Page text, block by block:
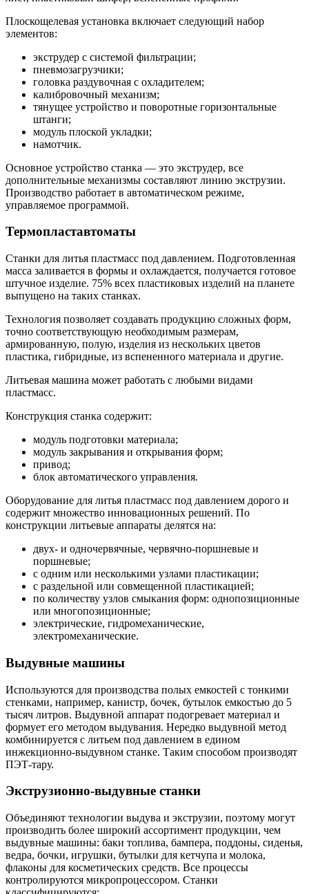
Плоскощелевая установка включает следующий набор
элементов:
экструдер с системой фильтрации;
пневмозагрузчики;
головка раздувочная с охладителем;
калибровочный механизм;
тянущее устройство и поворотные горизонтальные
штанги;
модуль плоской укладки;
намотчик.
Основное устройство станка — это экструдер, все
дополнительные механизмы составляют линию экструзии.
Производство работает в автоматическом режиме,
управляемое программой.
Термопластавтоматы
Станки для литья пластмасс под давлением. Подготовленная
масса заливается в формы и охлаждается, получается готовое
штучное изделие. 75% всех пластиковых изделий на планете
выпущено на таких станках.
Технология позволяет создавать продукцию сложных форм,
точно соответствующую необходимым размерам,
армированную, полую, изделия из нескольких цветов
пластика, гибридные, из вспененного материала и другие.
Литьевая машина может работать с любыми видами
пластмасс.
Конструкция станка содержит:
модуль подготовки материала;
модуль закрывания и открывания форм;
привод;
блок автоматического управления.
Оборудование для литья пластмасс под давлением дорого и
содержит множество инновационных решений. По
конструкции литьевые аппараты делятся на:
двух- и одночервячные, червячно-поршневые и
поршневые;
с одним или несколькими узлами пластикации;
с раздельной или совмещенной пластикацией;
по количеству узлов смыкания форм: однопозиционные
или многопозиционные;
электрические, гидромеханические,
электромеханические.
Выдувные машины
Используются для производства полых емкостей с тонкими
стенками, например, канистр, бочек, бутылок емкостью до 5
тысяч литров. Выдувной аппарат подогревает материал и
формует его методом выдувания. Нередко выдувной метод
комбинируется с литьем под давлением в едином
инжекционно-выдувном станке. Таким способом производят
ПЭТ-тару.
Экструзионно-выдувные станки
Объединяют технологии выдува и экструзии, поэтому могут
производить более широкий ассортимент продукции, чем
выдувные машины: баки топлива, бампера, поддоны, сиденья,
ведра, бочки, игрушки, бутылки для кетчупа и молока,
флаконы для косметических средств. Все процессы
контролируются микропроцессором. Станки